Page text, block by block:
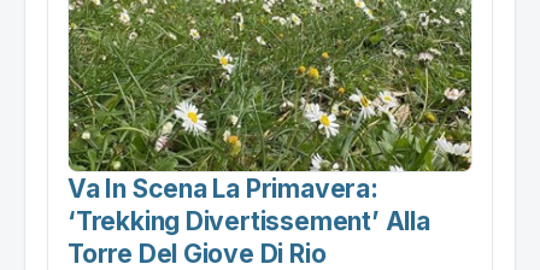
Va In Scena La Primavera:
‘trekking Divertissement’ Alla
Torre Del Giove Di Rio